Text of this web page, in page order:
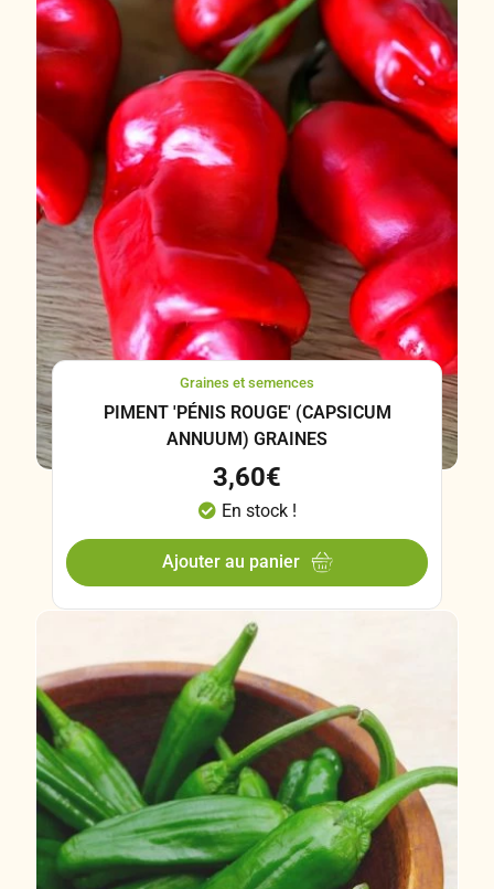
Graines et semences
PIMENT 'PÉNIS ROUGE' (CAPSICUM
ANNUUM) GRAINES
3,60€
En stock !
Ajouter au panier